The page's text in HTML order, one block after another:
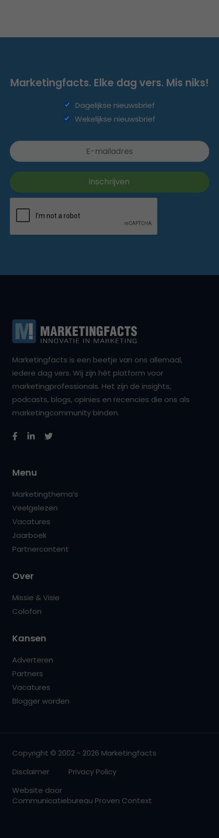
Marketingfacts. Elke dag vers. Mis niks!
Dagelijkse nieuwsbrief
Wekelijkse nieuwsbrief
Marketingfacts is een beetje van ons allemaal,
iedere dag vers. Wij zijn hét platform voor
marketingprofessionals. Het zijn de insights,
podcasts, blogs, opinies en recencies die ons als
marketingcommunity binden.
Menu
Marketingthema’s
Veelgelezen
Vacatures
Jaarboek
Partnercontent
Over
Missie & Visie
Colofon
Kansen
Adverteren
Partners
Vacatures
Blogger worden
Copyright © 2002 - 2026 Marketingfacts
Disclaimer
Privacy Policy
Website door
Communicatiebureau Proven Context